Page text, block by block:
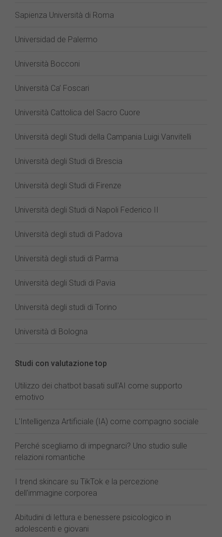
Sapienza Università di Roma
Universidad de Palermo
Università Bocconi
Università Ca’ Foscari
Università Cattolica del Sacro Cuore
Università degli Studi della Campania Luigi Vanvitelli
Università degli Studi di Brescia
Università degli Studi di Firenze
Università degli Studi di Napoli Federico II
Università degli studi di Padova
Università degli studi di Parma
Università degli Studi di Pavia
Università degli studi di Torino
Università di Bologna
Studi con valutazione top
Utilizzo dei chatbot basati sull'AI come supporto
emotivo
L'Intelligenza Artificiale (IA) come compagno sociale
Perché scegliamo di impegnarci? Uno studio sulle
relazioni romantiche
I trend skincare su TikTok e la percezione
dell'immagine corporea
Abitudini di lettura e benessere psicologico in
adolescenti e giovani